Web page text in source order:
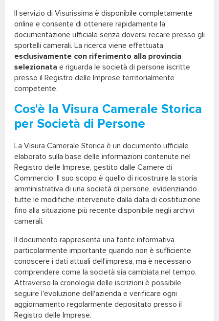
Il servizio di Visurissima è disponibile completamente
online e consente di ottenere rapidamente la
documentazione ufficiale senza doversi recare presso gli
sportelli camerali. La ricerca viene effettuata
esclusivamente con riferimento alla provincia
selezionata e riguarda le società di persone iscritte
presso il Registro delle Imprese territorialmente
competente.
Cos'è la Visura Camerale Storica
per Società di Persone
La Visura Camerale Storica è un documento ufficiale
elaborato sulla base delle informazioni contenute nel
Registro delle Imprese, gestito dalle Camere di
Commercio. Il suo scopo è quello di ricostruire la storia
amministrativa di una società di persone, evidenziando
tutte le modifiche intervenute dalla data di costituzione
fino alla situazione più recente disponibile negli archivi
camerali.
Il documento rappresenta una fonte informativa
particolarmente importante quando non è sufficiente
conoscere i dati attuali dell'impresa, ma è necessario
comprendere come la società sia cambiata nel tempo.
Attraverso la cronologia delle iscrizioni è possibile
seguire l'evoluzione dell'azienda e verificare ogni
aggiornamento regolarmente depositato presso il
Registro delle Imprese.